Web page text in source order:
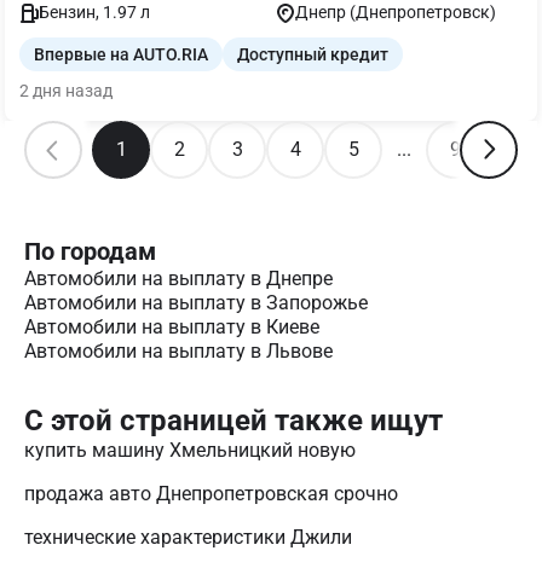
Бензин, 1.97 л
Днепр (Днепропетровск)
Впервые на AUTO.RIA
Доступный кредит
2 дня назад
1 2 3 4 5 ... 9
По городам
Автомобили на выплату в Днепре
Автомобили на выплату в Запорожье
Автомобили на выплату в Киеве
Автомобили на выплату в Львове
С этой страницей также ищут
купить машину Хмельницкий новую
продажа авто Днепропетровская срочно
технические характеристики Джили